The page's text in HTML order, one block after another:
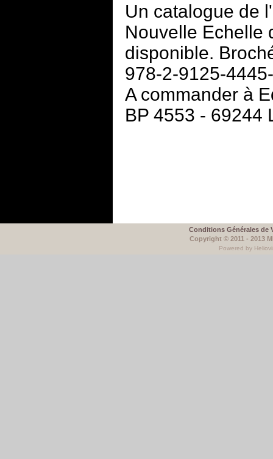
Un catalogue de
Nouvelle Echelle
disponible.
978-2-9125-
A commander à
BP 4553 - 69244
Conditions Générales de
Copyright © 2011 - 2013
Powered by